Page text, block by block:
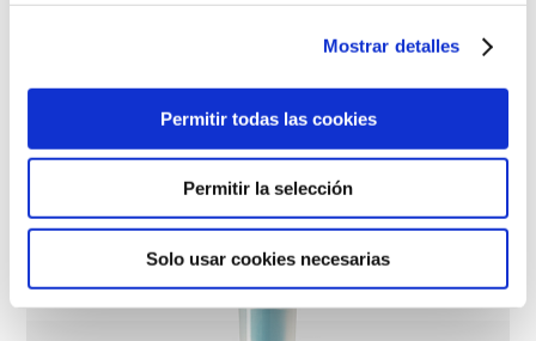
Mostrar detalles
Permitir todas las cookies
Permitir la selección
Solo usar cookies necesarias